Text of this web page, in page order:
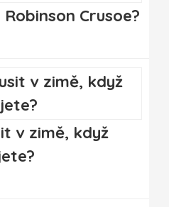
Crusoe?
v zimě, když